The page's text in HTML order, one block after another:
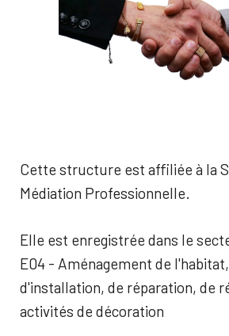
Cette structure est affiliée à la
Médiation Professionnelle.
Elle est enregistrée dans le
E04 - Aménagement de
d'installation, de réparation, de
activités de décoration